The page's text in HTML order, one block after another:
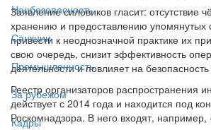
Нацбезопасность
Санкции
Промышленность
За рубежом
Кадры
Заявление силовиков гласит: отсутствие
хранению и предоставлению упомянутых
привести к неоднозначной практике их
свою очередь, снизит эффективность
деятельности и повлияет на
Реестр организаторов распространения
действует с 2014 года и находится под
Роскомнадзора. В него входят, например,